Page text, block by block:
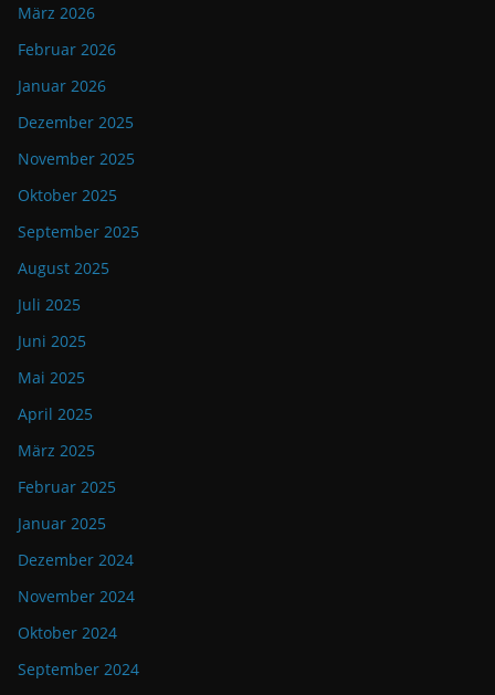
März 2026
Februar 2026
Januar 2026
Dezember 2025
November 2025
Oktober 2025
September 2025
August 2025
Juli 2025
Juni 2025
Mai 2025
April 2025
März 2025
Februar 2025
Januar 2025
Dezember 2024
November 2024
Oktober 2024
September 2024